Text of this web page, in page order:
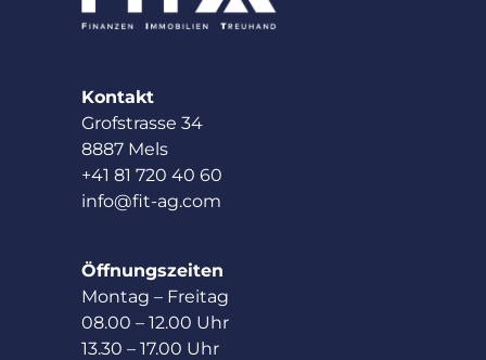
Kontakt
Grofstrasse 34
8887 Mels
+41 81 720 40 60
info@fit-ag.com
Öffnungszeiten
Montag – Freitag
08.00 – 12.00 Uhr
13.30 – 17.00 Uhr